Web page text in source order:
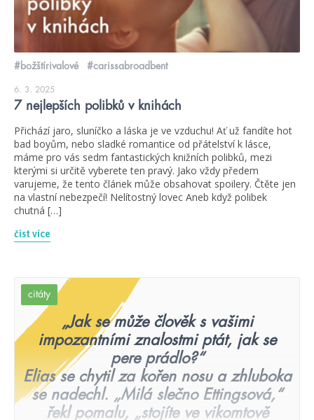
#božštírivalové #carissabroadbent
6. 3. 2025
7 nejlepších polibků v knihách
Přichází jaro, sluníčko a láska je ve vzduchu! Ať už fandíte hot
bad boyům, nebo sladké romantice od přátelství k lásce,
máme pro vás sedm fantastických knižních polibků, mezi
kterými si určitě vyberete ten pravý. Jako vždy předem
varujeme, že tento článek může obsahovat spoilery. Čtěte jen
na vlastní nebezpečí! Nelítostný lovec Aneb když polibek
chutná […]
číst více
citáty
„Jak se může člověk s vašimi
impozantními znalostmi ptát, jak se
pere prádlo?“
Elias se chytil za kořen nosu a zhluboka
se nadechl. „Milá slečno Ettingsová,“
řekl pomalu, „stojíte ve vikomtově